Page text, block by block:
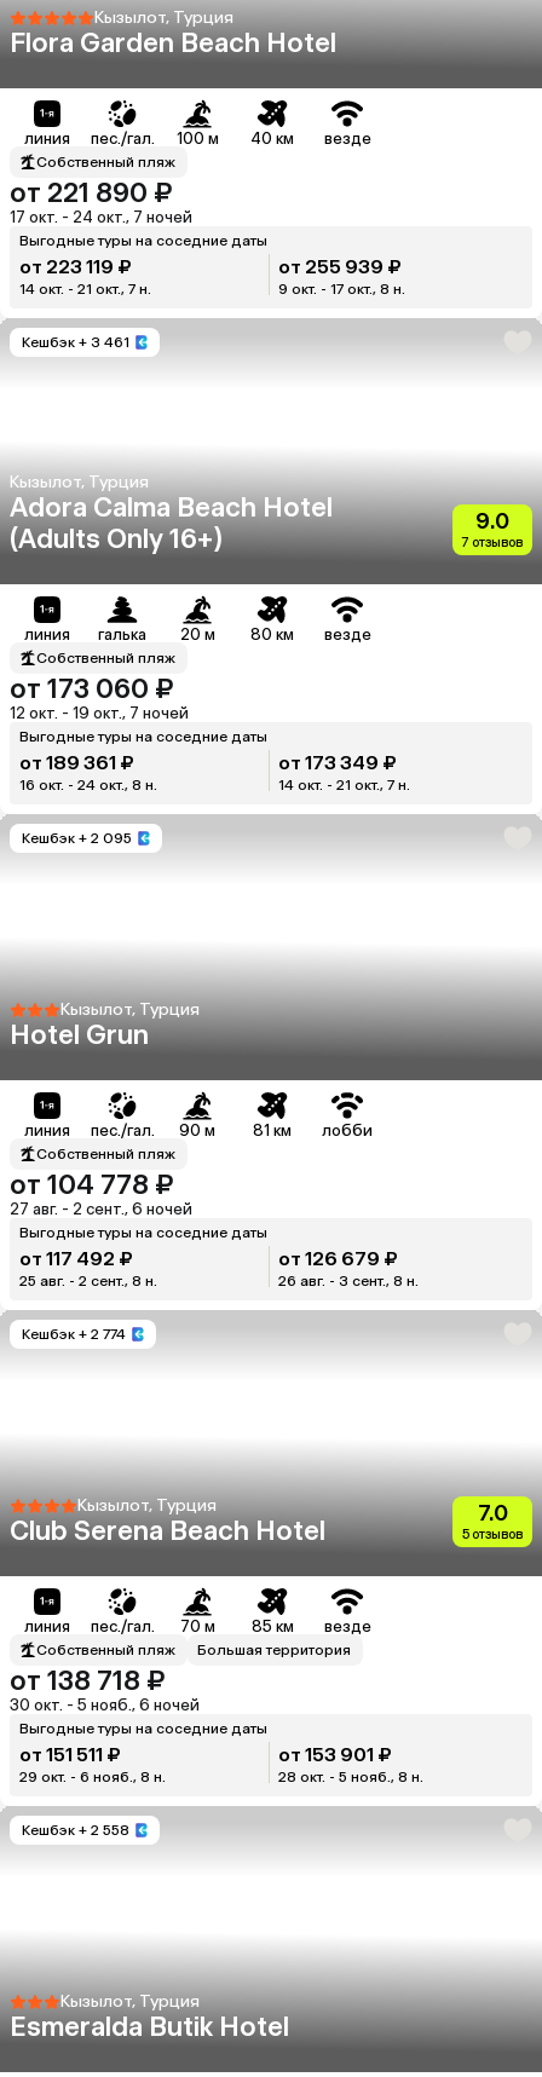
Кызылот, Турция
Flora Garden Beach Hotel
линия пес./гал. 100 м 40 км везде
Собственный пляж
от 221 890 ₽
17 окт. - 24 окт., 7 ночей
Выгодные туры на соседние даты
от 223 119 ₽
14 окт. - 21 окт., 7 н.
от 255 939 ₽
9 окт. - 17 окт., 8 н.
Кешбэк + 3 461
Кызылот, Турция
Adora Calma Beach Hotel
(Adults Only 16+)
9.0
7 отзывов
линия галька 20 м 80 км везде
Собственный пляж
от 173 060 ₽
12 окт. - 19 окт., 7 ночей
Выгодные туры на соседние даты
от 189 361 ₽
16 окт. - 24 окт., 8 н.
от 173 349 ₽
14 окт. - 21 окт., 7 н.
Кешбэк + 2 095
Кызылот, Турция
Hotel Grun
линия пес./гал. 90 м 81 км лобби
Собственный пляж
от 104 778 ₽
27 авг. - 2 сент., 6 ночей
Выгодные туры на соседние даты
от 117 492 ₽
25 авг. - 2 сент., 8 н.
от 126 679 ₽
26 авг. - 3 сент., 8 н.
Кешбэк + 2 774
Кызылот, Турция
Club Serena Beach Hotel
7.0
5 отзывов
линия пес./гал. 70 м 85 км везде
Собственный пляж Большая территория
от 138 718 ₽
30 окт. - 5 нояб., 6 ночей
Выгодные туры на соседние даты
от 151 511 ₽
29 окт. - 6 нояб., 8 н.
от 153 901 ₽
28 окт. - 5 нояб., 8 н.
Кешбэк + 2 558
Кызылот, Турция
Esmeralda Butik Hotel